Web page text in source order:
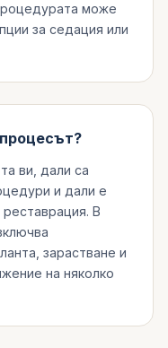
може
за седация или
ви, дали са
и дали е
В
зарастване и
на няколко